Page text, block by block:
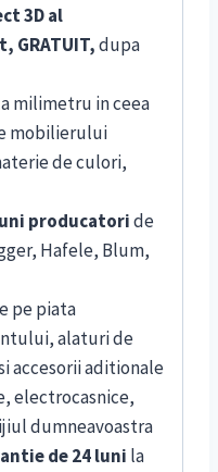
3D al
GRATUIT,dupa
milimetru in ceea
mobilierului
de culori,
producatoride
Hafele, Blum,
pe piata
alaturi de
accesorii aditionale
electrocasnice,
dumneavoastra
de 24 luni la